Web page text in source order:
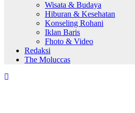
Wisata & Budaya
Hiburan & Kesehatan
Konseling Rohani
Iklan Baris
Fhoto & Video
Redaksi
The Moluccas